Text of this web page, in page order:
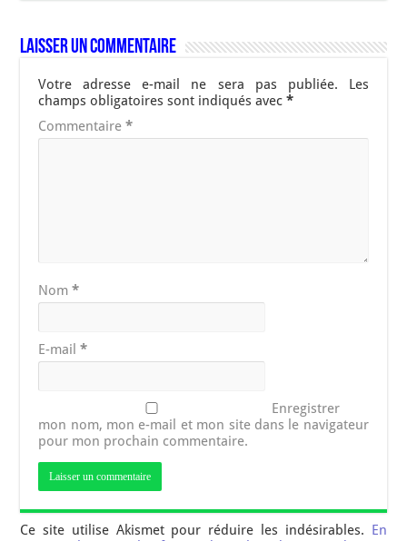
Laisser un commentaire
Votre adresse e-mail ne sera pas publiée.
Les
champs obligatoires sont indiqués avec*
Commentaire*
Nom*
E-mail*
Enregistrer
mon nom, mon e-mail et mon site dans le navigateur
pour mon prochain commentaire.
Ce site utilise Akismet pour réduire les indésirables. En